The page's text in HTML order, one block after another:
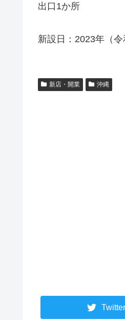
出口1か所
新設日：2023年（
新店・開業 沖縄
Twitter